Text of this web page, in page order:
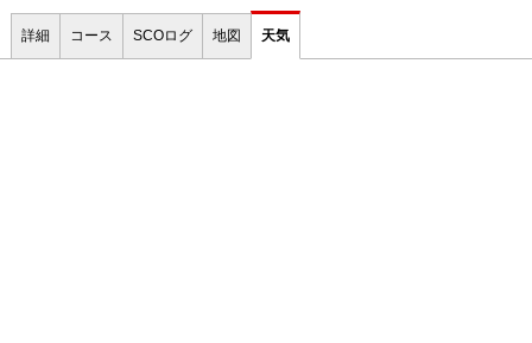
詳細 コース SCOログ 地図 天気